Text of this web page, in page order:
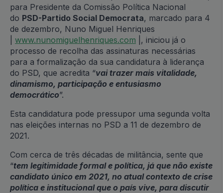
para Presidente da Comissão Política Nacional
do PSD-Partido Social Democrata, marcado para 4
de dezembro, Nuno Miguel Henriques
www.nunomiguelhenriques.com |, iniciou já o
processo de recolha das assinaturas necessárias
para a formalização da sua candidatura à liderança
do PSD, que acredita “vai trazer mais vitalidade,
dinamismo, participação e entusiasmo
democrático”.
Esta candidatura pode pressupor uma segunda volta
nas eleições internas no PSD a 11 de dezembro de
2021.
Com cerca de três décadas de militância, sente que
“tem legitimidade formal e política, já que não existe
candidato único em 2021, no atual contexto de crise
política e institucional que o país vive, para discutir